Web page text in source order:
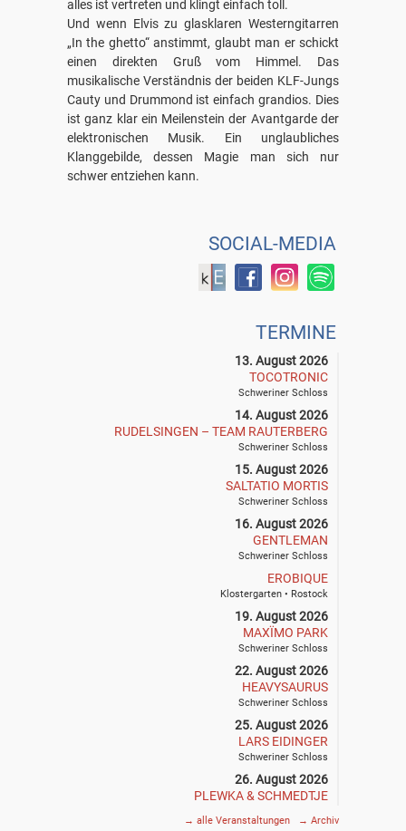
alles ist vertreten und klingt einfach toll.
Und wenn Elvis zu glasklaren Westerngitarren
„In the ghetto“ anstimmt, glaubt man er schickt
einen direkten Gruß vom Himmel. Das
musikalische Verständnis der beiden KLF-Jungs
Cauty und Drummond ist einfach grandios. Dies
ist ganz klar ein Meilenstein der Avantgarde der
elektronischen Musik. Ein unglaubliches
Klanggebilde, dessen Magie man sich nur
schwer entziehen kann.
SOCIAL-MEDIA
TERMINE
13. August 2026
TOCOTRONIC
Schweriner Schloss
14. August 2026
RUDELSINGEN – TEAM RAUTERBERG
Schweriner Schloss
15. August 2026
SALTATIO MORTIS
Schweriner Schloss
16. August 2026
GENTLEMAN
Schweriner Schloss
EROBIQUE
Klostergarten • Rostock
19. August 2026
MAXÏMO PARK
Schweriner Schloss
22. August 2026
HEAVYSAURUS
Schweriner Schloss
25. August 2026
LARS EIDINGER
Schweriner Schloss
26. August 2026
PLEWKA & SCHMEDTJE
→ alle Veranstaltungen → Archiv